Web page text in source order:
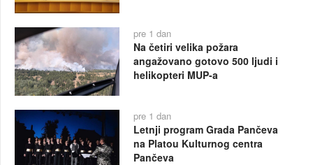
pre 1 dan
Na četiri velika požara
angažovano gotovo 500 ljudi i
helikopteri MUP-a
pre 1 dan
Letnji program Grada Pančeva
na Platou Kulturnog centra
Pančeva